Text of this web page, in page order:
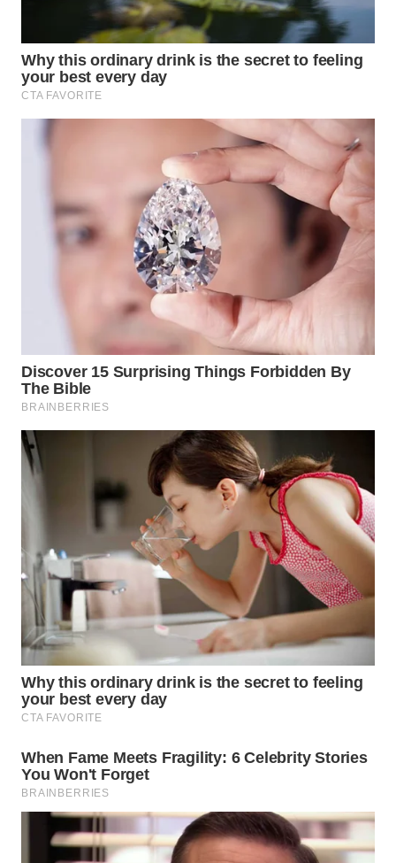
WN
LANGKAT
WN
TANJUNG
WN
SIMALUNGUN
LABUHANBATU
TENGAH
WN DELI
SERDANG
WN
TEBING
TINGGI
PAKPAK